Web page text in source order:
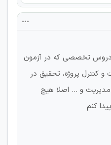
تخصصی که در آزمون
کنترل پروژه، تحقیق در
و ... اصلا هیچ
کنم